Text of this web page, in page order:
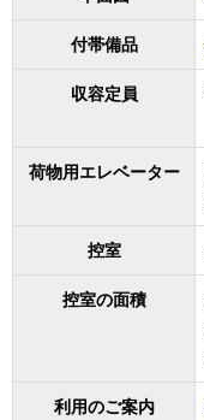
付帯備品
収容定員
荷物用エレベーター
控室
控室の面積
利用のご案内